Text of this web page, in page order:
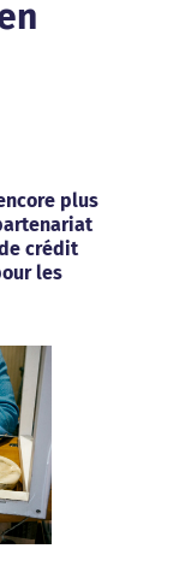
plus
crédit
les